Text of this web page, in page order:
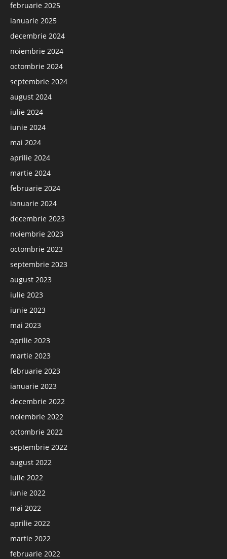
februarie 2025
ianuarie 2025
decembrie 2024
noiembrie 2024
octombrie 2024
septembrie 2024
august 2024
iulie 2024
iunie 2024
mai 2024
aprilie 2024
martie 2024
februarie 2024
ianuarie 2024
decembrie 2023
noiembrie 2023
octombrie 2023
septembrie 2023
august 2023
iulie 2023
iunie 2023
mai 2023
aprilie 2023
martie 2023
februarie 2023
ianuarie 2023
decembrie 2022
noiembrie 2022
octombrie 2022
septembrie 2022
august 2022
iulie 2022
iunie 2022
mai 2022
aprilie 2022
martie 2022
februarie 2022